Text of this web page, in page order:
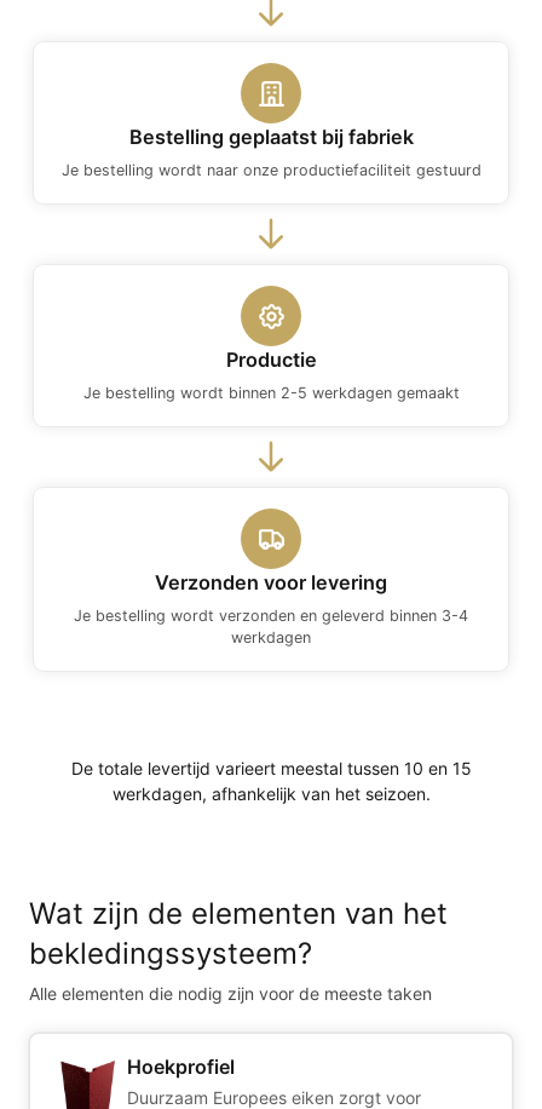
Bestelling geplaatst bij fabriek
Je bestelling wordt naar onze productiefaciliteit gestuurd
Productie
Je bestelling wordt binnen 2-5 werkdagen gemaakt
Verzonden voor levering
Je bestelling wordt verzonden en geleverd binnen 3-4
werkdagen
De totale levertijd varieert meestal tussen 10 en 15
werkdagen, afhankelijk van het seizoen.
Wat zijn de elementen van het
bekledingssysteem?
Alle elementen die nodig zijn voor de meeste taken
Hoekprofiel
Duurzaam Europees eiken zorgt voor